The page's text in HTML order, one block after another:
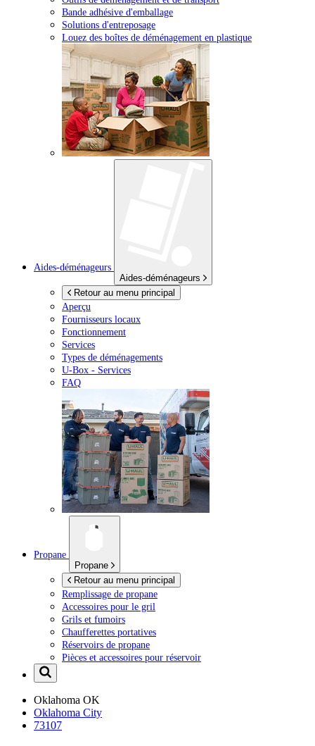
Bande adhésive d'emballage
Solutions d'entreposage
Louez des boîtes de déménagement en plastique
Aides-déménageurs
Aides-déménageurs
Retour au menu principal
Aperçu
Fournisseurs locaux
Fonctionnement
Services
Types de déménagements
U-Box - Services
FAQ
Propane
Propane
Retour au menu principal
Remplissage de propane
Accessoires pour le gril
Grils et fumoirs
Chaufferettes portatives
Réservoirs de propane
Pièces et accessoires pour réservoir
Oklahoma OK
Oklahoma City
73107